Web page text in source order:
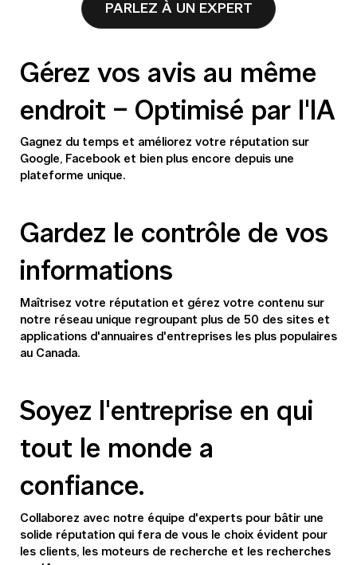
PARLEZ À UN EXPERT
Gérez vos avis au même
endroit – Optimisé par l'IA
Gagnez du temps et améliorez votre réputation sur
Google, Facebook et bien plus encore depuis une
plateforme unique.
Gardez le contrôle de vos
informations
Maîtrisez votre réputation et gérez votre contenu sur
notre réseau unique regroupant plus de 50 des sites et
applications d'annuaires d'entreprises les plus populaires
au Canada.
Soyez l'entreprise en qui
tout le monde a
confiance.
Collaborez avec notre équipe d'experts pour bâtir une
solide réputation qui fera de vous le choix évident pour
les clients, les moteurs de recherche et les recherches